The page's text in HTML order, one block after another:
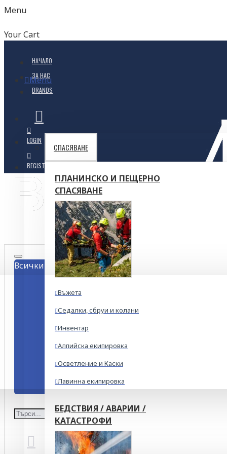
Menu
Your Cart
НАЧАЛО
ЗА НАС
BRANDS
Menu
СПАСЯВАНЕ
ПЛАНИНСКО И ПЕЩЕРНО
СПАСЯВАНЕ
Въжета
Седалки, сбруи и колани
Инвентар
Алпийска екипировка
Осветление и Каски
Лавинна екипировка
БЕДСТВИЯ / АВАРИИ /
КАТАСТРОФИ
Всички
LOGIN
REGISTER